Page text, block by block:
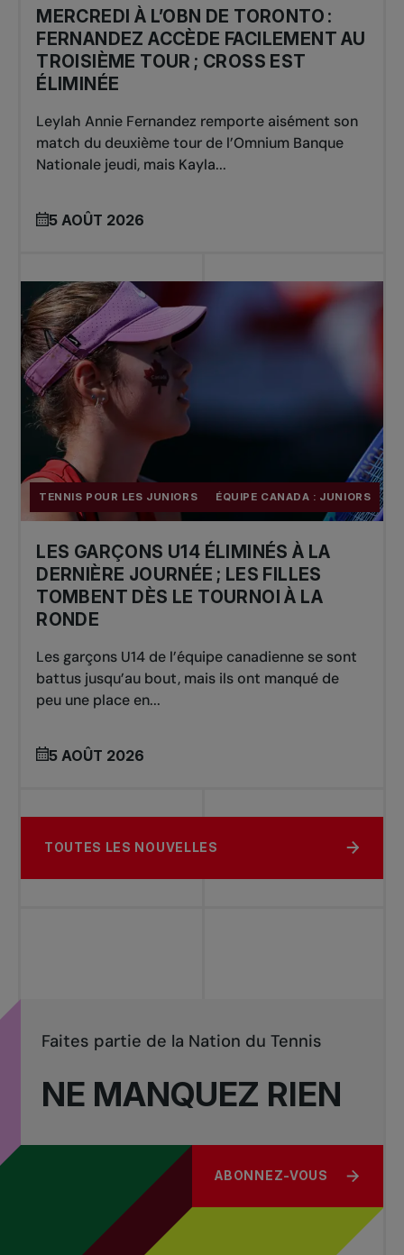
MERCREDI À L’OBN DE TORONTO :
FERNANDEZ ACCÈDE FACILEMENT AU
TROISIÈME TOUR ; CROSS EST
ÉLIMINÉE
Leylah Annie Fernandez remporte aisément son
match du deuxième tour de l’Omnium Banque
Nationale jeudi, mais Kayla...
5 AOÛT 2026
TENNIS POUR LES JUNIORS ÉQUIPE CANADA : JUNIORS
LES GARÇONS U14 ÉLIMINÉS À LA
DERNIÈRE JOURNÉE ; LES FILLES
TOMBENT DÈS LE TOURNOI À LA
RONDE
Les garçons U14 de l’équipe canadienne se sont
battus jusqu’au bout, mais ils ont manqué de
peu une place en...
5 AOÛT 2026
TOUTES LES NOUVELLES
NE MANQUEZ RIEN
Faites partie de la Nation du Tennis
ABONNEZ-VOUS